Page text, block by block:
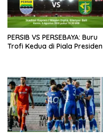
PERSIB VS PERSEBAYA: Buru
Trofi Kedua di Piala Presiden